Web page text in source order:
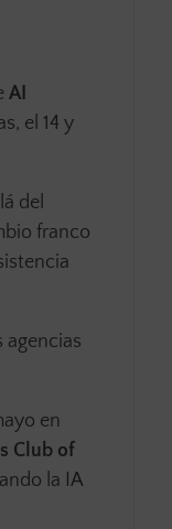
AI
el 14 y
del
franco
agencias
en
Club of
la IA